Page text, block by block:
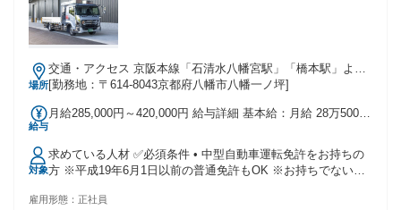
場所
交通・アクセス 京阪本線「石清水八幡宮駅」「橋本駅」より
車で8分・第二京阪道路 八幡東ICより車で6分
[勤務地：〒614-8043京都府八幡市八幡一ノ坪]
給与
月給285,000円～420,000円 給与詳細 基本給：月給 28万5000
払われる通勤・皆勤・家族手当金額：なし 全員に一律で支払
われるその他手当金額：なし ＜各種手当一覧＞ ・皆勤手当
・無事故手当 ・評価手当 ・班長手当 昇給・昇格あり 試用・
研修期間：3ヶ月 試用・研修期間の条件：給与条件が異なる
対象
求めている人材 ✅必須条件 • 中型自動車運転免許をお持ちの
方 ※平成19年6月1日以前の普通免許もOK ※お持ちでない方
験者歓迎 • 第二新卒歓迎 • ドライバー経験者歓迎 • 配送・配
雇用形態： 正社員